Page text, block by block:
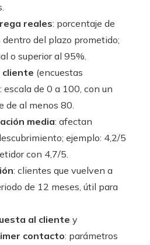
reales: porcentaje de
del plazo prometido;
o superior al 95%.
cliente (encuestas
escala de 0 a 100, con un
de al menos 80.
media: afectan
ejemplo: 4,2/5
con 4,7/5.
: clientes que vuelven a
de 12 meses, útil para
al cliente y
contacto: parámetros